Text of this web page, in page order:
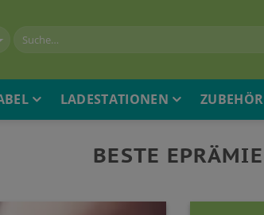
LADESTATIONEN ZUBEHÖR
BESTE EPRÄMIE